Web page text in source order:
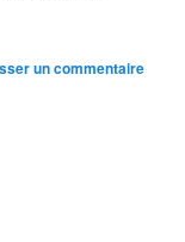
un commentaire